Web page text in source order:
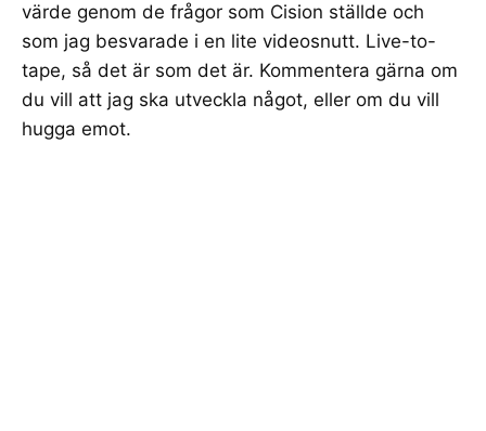
värde genom de frågor som Cision ställde och
som jag besvarade i en lite videosnutt. Live-to-
tape, så det är som det är. Kommentera gärna om
du vill att jag ska utveckla något, eller om du vill
hugga emot.